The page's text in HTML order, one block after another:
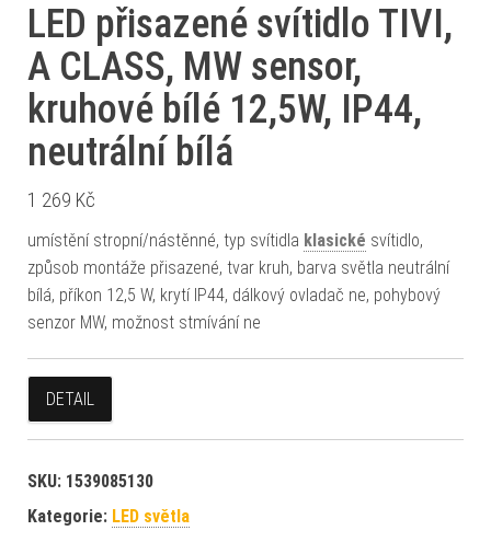
LED přisazené svítidlo TIVI,
A CLASS, MW sensor,
kruhové bílé 12,5W, IP44,
neutrální bílá
1 269 Kč
umístění stropní/nástěnné, typ svítidla klasické svítidlo,
způsob montáže přisazené, tvar kruh, barva světla neutrální
bílá, příkon 12,5 W, krytí IP44, dálkový ovladač ne, pohybový
senzor MW, možnost stmívání ne
DETAIL
SKU: 1539085130
Kategorie: LED světla